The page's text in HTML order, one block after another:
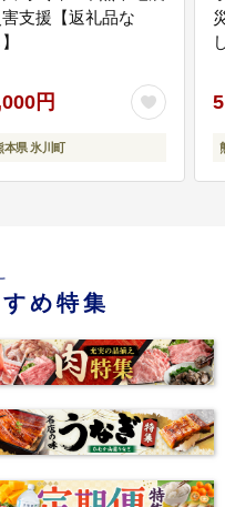
害支援【返礼品な
円
本県 氷川町
め特集